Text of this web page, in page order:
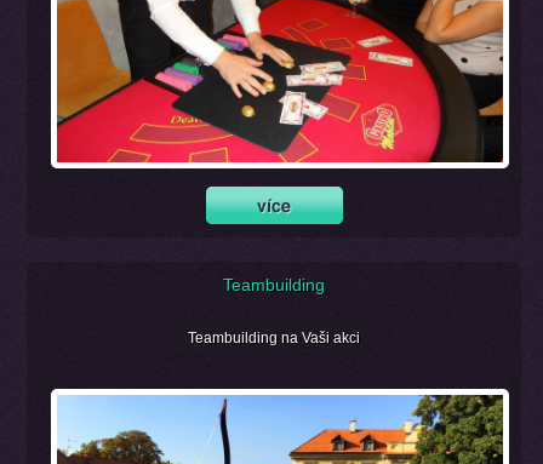
Teambuilding
Teambuilding na Vaši akci